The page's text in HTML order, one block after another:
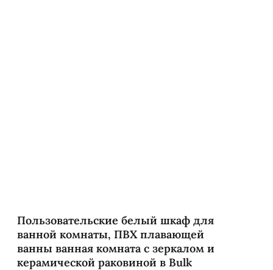
Пользовательские белый шкаф для
ванной комнаты, ПВХ плавающей
ванны ванная комната с зеркалом и
керамической раковиной в Bulk